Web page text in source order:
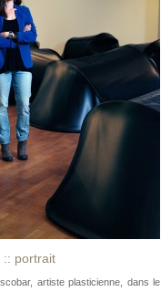
:: portrait
artiste plasticienne, dans le